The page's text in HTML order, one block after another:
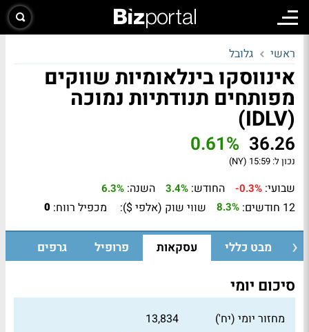
ראשי גלובל
אינווסקו בינלאומיות שווקים
מפותחים תנודתיות נמוכה
(IDLV)
36.26
0.61%
נכון ל: 15:59 (NY)
שבועי: -0.3% החודש: 3.4% השנה: 6.3%
12 חודשים: 8.3% שווי שוק (אלפי $): מכפיל רווח: 0
מבט כללי עסקאות פרופיל גרפים
סיכום יומי
מחזור יומי (יח')
13,834